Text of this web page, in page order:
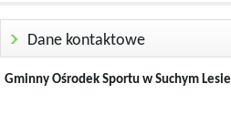
Dane kontaktowe
Gminny Ośrodek Sportu w Suchym Lesie